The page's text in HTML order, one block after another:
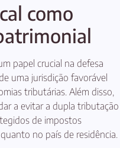
como
papel crucial na defesa
uma jurisdição favorável
tributárias. Além disso,
a evitar a dupla tributação
de impostos
no país de residência.